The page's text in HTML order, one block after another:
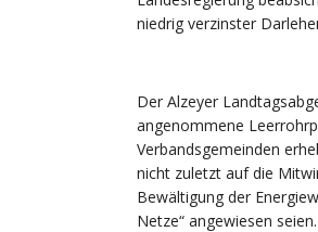
niedrig verzinster
Der Alzeyer
angenommene
Verbandsgemeinden
nicht zuletzt auf die
Bewältigung der
Netze“ angewiesen